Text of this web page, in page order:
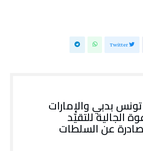
Twitter
تونس بدبي والإمارات
الجالية للتقيّد
عن السلطات